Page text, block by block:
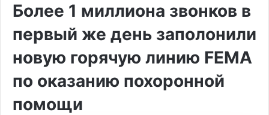
Более 1 миллиона звонков в
первый же день заполонили
новую горячую линию FEMA
по оказанию похоронной
помощи